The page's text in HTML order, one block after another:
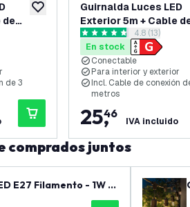
añadir a lista de deseos
de
de reseñas
de 3
Guirnalda Luces LED
Exterior 5m + Cable
conexión 3m - con 5
bombillas E27 -
- IP65
abrir el
4.8 estrellas de puntuación
4.8 (13)
En stock
Conectable
Para interior y exterior
Incl. Cable de conexión
metros
25,
46
IVA incluido
comprados juntos
E27 Filamento - 1W -